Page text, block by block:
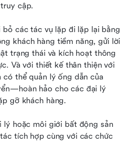
cập.
bỏ các tác vụ lặp đi lặp lại bằng
khách hàng tiềm năng, gửi lời
trạng thái và kích hoạt thông
Và với thiết kế thân thiện với
thể quản lý ống dẫn của
hảo cho các đại lý
gỡ khách hàng.
lý hoặc môi giới bất động sản
tích hợp cùng với các chức